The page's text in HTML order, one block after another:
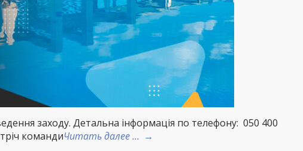
заходу. Детальна інформація по телефону: 050 400
командиЧитать далее ... →